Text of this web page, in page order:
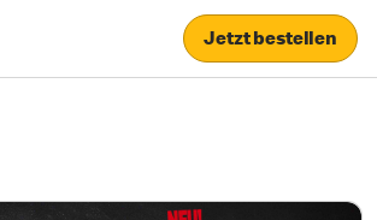
Jetzt bestellen